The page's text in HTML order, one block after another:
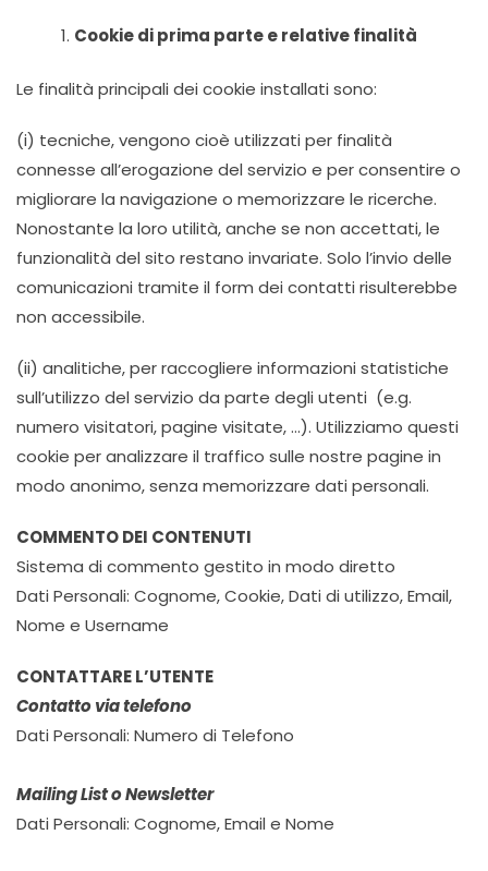
Cookie di prima parte e relative finalità
Le finalità principali dei cookie installati sono:
(i) tecniche, vengono cioè utilizzati per finalità
connesse all’erogazione del servizio e per consentire o
migliorare la navigazione o memorizzare le ricerche.
Nonostante la loro utilità, anche se non accettati, le
funzionalità del sito restano invariate. Solo l’invio delle
comunicazioni tramite il form dei contatti risulterebbe
non accessibile.
(ii) analitiche, per raccogliere informazioni statistiche
sull’utilizzo del servizio da parte degli utenti (e.g.
numero visitatori, pagine visitate, …). Utilizziamo questi
cookie per analizzare il traffico sulle nostre pagine in
modo anonimo, senza memorizzare dati personali.
COMMENTO DEI CONTENUTI
Sistema di commento gestito in modo diretto
Dati Personali: Cognome, Cookie, Dati di utilizzo, Email,
Nome e Username
CONTATTARE L’UTENTE
Contatto via telefono
Dati Personali: Numero di Telefono
Mailing List o Newsletter
Dati Personali: Cognome, Email e Nome